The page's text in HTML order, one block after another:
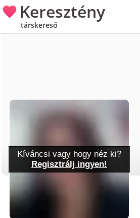
Keresztény
társkereső
Kíváncsi vagy hogy néz ki?
Regisztrálj ingyen!